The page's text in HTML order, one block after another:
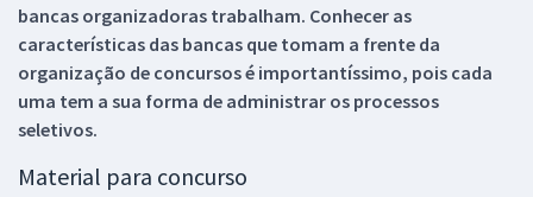
bancas organizadoras trabalham. Conhecer as
características das bancas que tomam a frente da
organização de concursos é importantíssimo, pois cada
uma tem a sua forma de administrar os processos
seletivos.
Material para concurso